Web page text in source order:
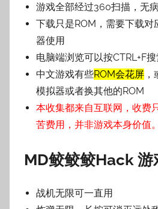
游戏全部经过360扫描，无
下载只是ROM，需要下载对
器使用
电脑端浏览可以按CTRL+F
中文游戏有些ROM会花屏
模拟器或者换其他的ROM
本收集都来自互联网，收费
苦费用，并非游戏本身价值。
MD鲛鲛鲛Hack 游
战机无限可一直用